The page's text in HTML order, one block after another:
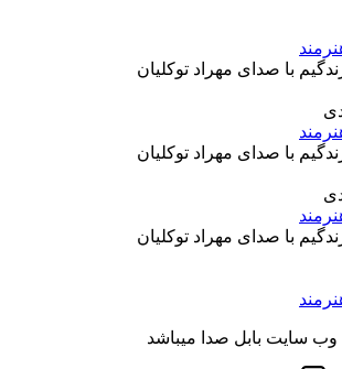
وب سایت بابل صدا میباشد